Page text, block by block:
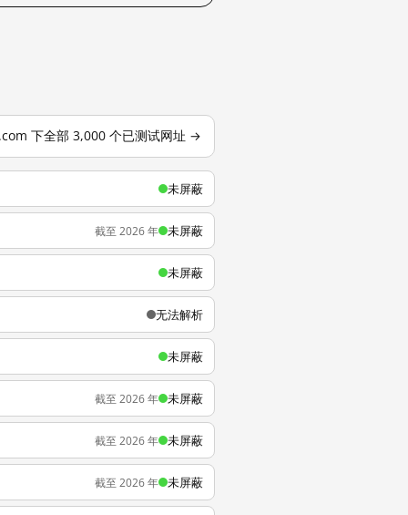
下全部 3,000 个已测试网址 →
未屏蔽
截至 2026 年 未屏蔽
未屏蔽
无法解析
未屏蔽
截至 2026 年 未屏蔽
截至 2026 年 未屏蔽
截至 2026 年 未屏蔽